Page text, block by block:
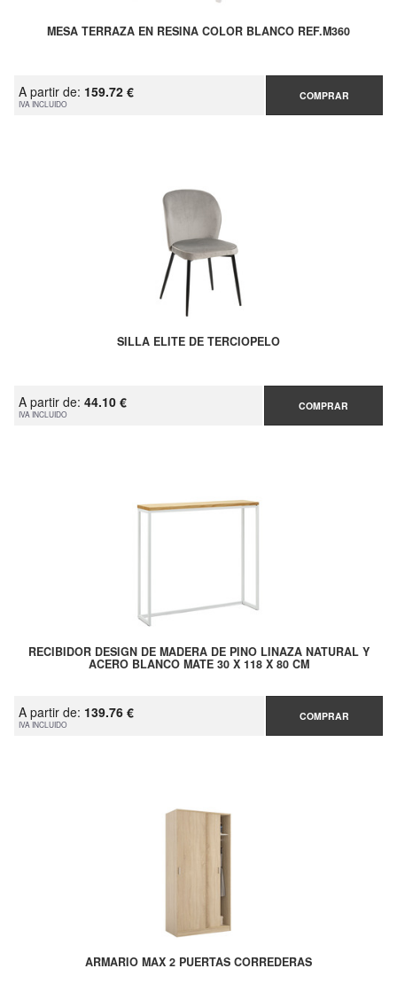
MESA TERRAZA EN RESINA COLOR BLANCO REF.M360
A partir de: 159.72 €
IVA INCLUIDO
COMPRAR
SILLA ELITE DE TERCIOPELO
A partir de: 44.10 €
IVA INCLUIDO
COMPRAR
RECIBIDOR DESIGN DE MADERA DE PINO LINAZA NATURAL Y
ACERO BLANCO MATE 30 X 118 X 80 CM
A partir de: 139.76 €
IVA INCLUIDO
COMPRAR
ARMARIO MAX 2 PUERTAS CORREDERAS